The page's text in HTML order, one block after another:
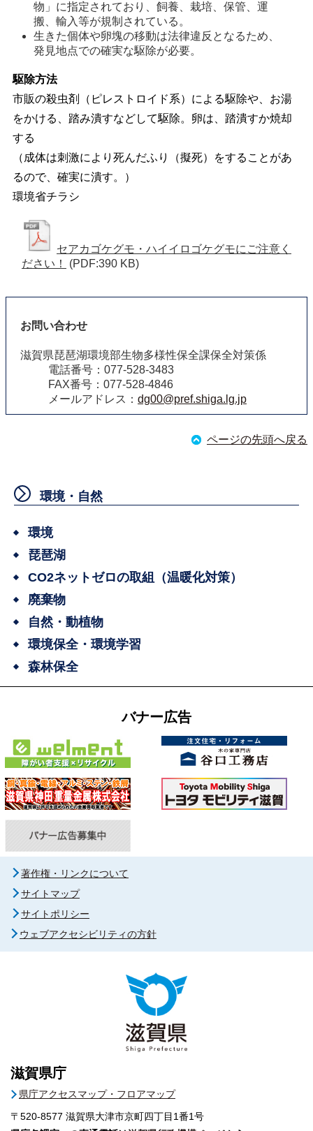
物」に指定されており、飼養、栽培、保管、運
搬、輸入等が規制されている。
生きた個体や卵塊の移動は法律違反となるため、
発見地点での確実な駆除が必要。
駆除方法
市販の殺虫剤（ピレストロイド系）による駆除や、お湯
をかける、踏み潰すなどして駆除。卵は、踏潰すか焼却
する
（成体は刺激により死んだふり（擬死）をすることがあ
るので、確実に潰す。）
環境省チラシ
セアカゴケグモ・ハイイロゴケグモにご注意く
ださい！
(PDF:390 KB)
お問い合わせ
滋賀県琵琶湖環境部生物多様性保全課保全対策係
電話番号：077-528-3483
FAX番号：077-528-4846
メールアドレス： dg00@pref.shiga.lg.jp
ページの先頭へ戻る
環境・自然
環境
琵琶湖
CO2ネットゼロの取組（温暖化対策）
廃棄物
自然・動植物
環境保全・環境学習
森林保全
バナー広告
著作権・リンクについて
サイトマップ
サイトポリシー
ウェブアクセシビリティの方針
滋賀県庁
県庁アクセスマップ・フロアマップ
〒520-8577 滋賀県大津市京町四丁目1番1号